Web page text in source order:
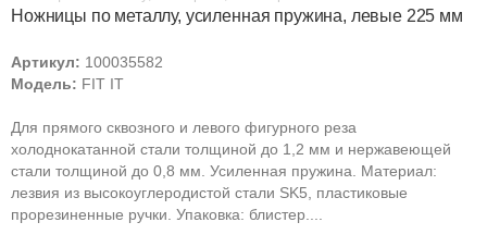
Ножницы по металлу, усиленная пружина, левые 225 мм
Артикул: 100035582
Модель: FIT IT
Для прямого сквозного и левого фигурного реза
холоднокатанной стали толщиной до 1,2 мм и нержавеющей
стали толщиной до 0,8 мм. Усиленная пружина. Материал:
лезвия из высокоуглеродистой стали SK5, пластиковые
прорезиненные ручки. Упаковка: блистер....